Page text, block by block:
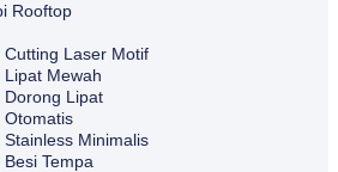
Rooftop
Cutting Laser Motif
Lipat Mewah
Dorong Lipat
Otomatis
Stainless Minimalis
Besi Tempa